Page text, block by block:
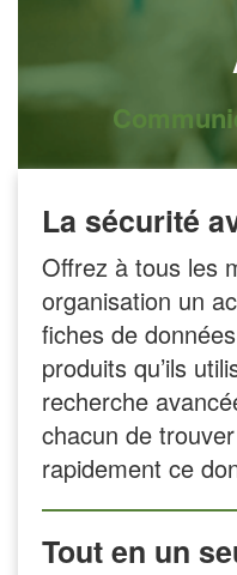
La sécurité
Offrez à tous les
organisation un
fiches de
produits qu’ils
recherche
chacun de
rapidement ce
Tout en un